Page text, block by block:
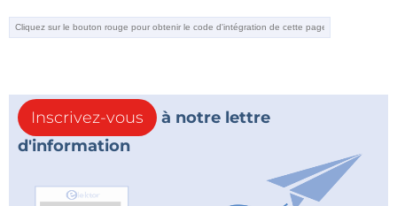
Inscrivez-vous
à notre lettre
d'information